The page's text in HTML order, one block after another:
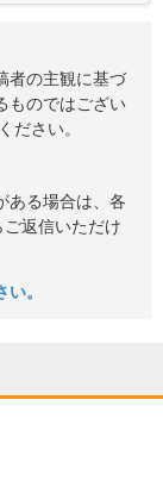
者の主観に基づ
ものではござい
ださい。
ある場合は、各
返信いただけ
。